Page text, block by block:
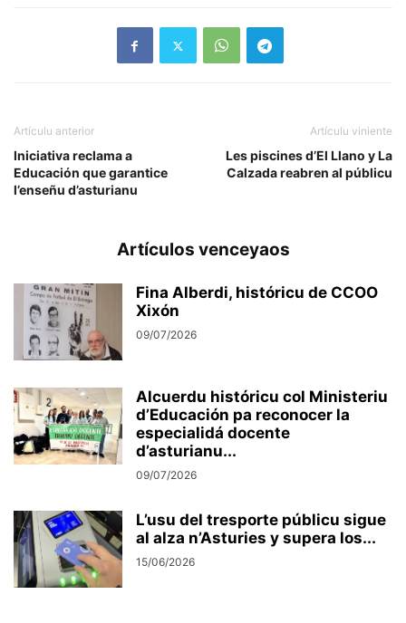
Artículu anterior
Iniciativa reclama a
Educación que garantice
l’enseñu d’asturianu
Artículu viniente
Les piscines d’El Llano y La
Calzada reabren al públicu
Artículos venceyaos
Fina Alberdi, históricu de CCOO
Xixón
09/07/2026
Alcuerdu históricu col Ministeriu
d’Educación pa reconocer la
especialidá docente
d’asturianu...
09/07/2026
L’usu del tresporte públicu sigue
al alza n’Asturies y supera los...
15/06/2026